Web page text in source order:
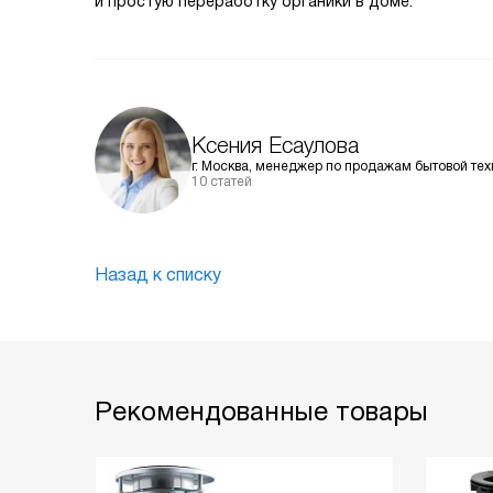
Ксения Есаулова
г. Москва, менеджер по продажам бытовой
10 статей
Назад к списку
Рекомендованные товары